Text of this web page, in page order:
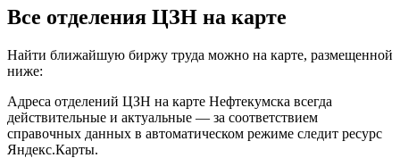
Все отделения ЦЗН на карте
Найти ближайшую биржу труда можно на карте, размещенной
ниже:
Адреса отделений ЦЗН на карте Нефтекумска всегда
действительные и актуальные — за соответствием
справочных данных в автоматическом режиме следит ресурс
Яндекс.Карты.